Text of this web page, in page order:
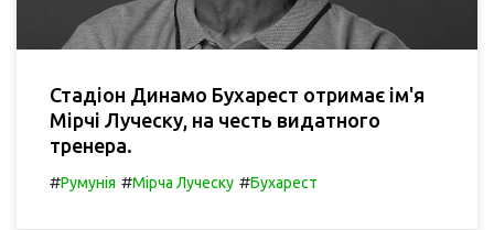
Стадіон Динамо Бухарест отримає ім'я
Мірчі Луческу, на честь видатного
тренера.
#Румунія #Мірча Луческу #Бухарест